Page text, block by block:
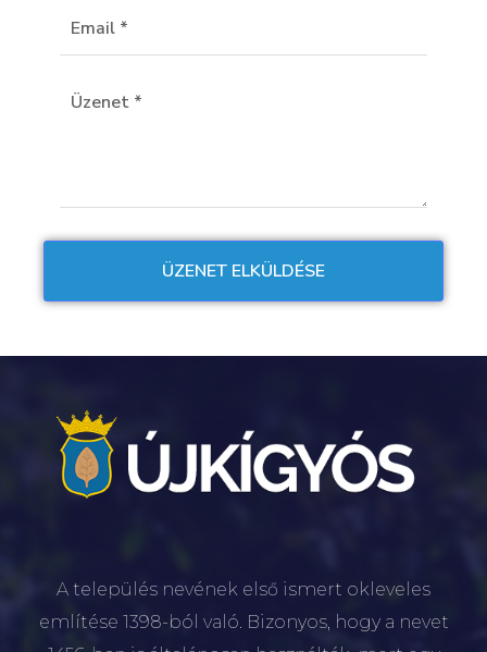
A település nevének első ismert okleveles
említése 1398-ból való. Bizonyos, hogy a nevet